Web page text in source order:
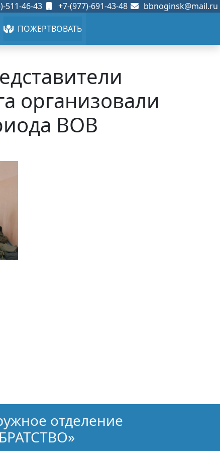
511-46-43 +7-(977)-691-43-48 bbnoginsk@mail.ru
ПОЖЕРТВОВАТЬ
организовали
ВОВ
отделение